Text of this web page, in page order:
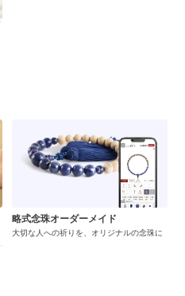
略式念珠オーダーメイド
大切な人への祈りを、オリジナルの念珠に